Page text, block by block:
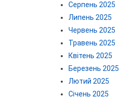
Серпень 2025
Липень 2025
Червень 2025
Травень 2025
Квітень 2025
Березень 2025
Лютий 2025
Січень 2025